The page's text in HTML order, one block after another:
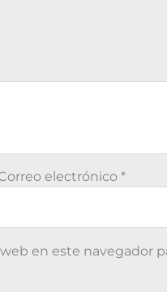
electrónico *
en este navegador